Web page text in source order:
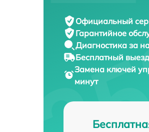
Официальный
Гарантийное
Диагностика за
Бесплатный
Замена ключей
минут